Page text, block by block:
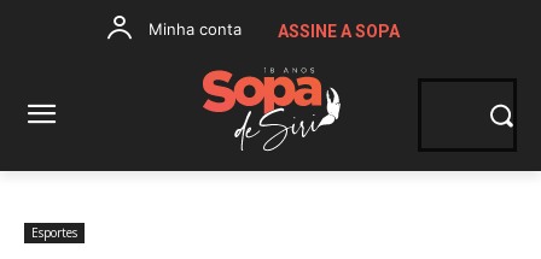
Minha conta ASSINE A SOPA
Esportes